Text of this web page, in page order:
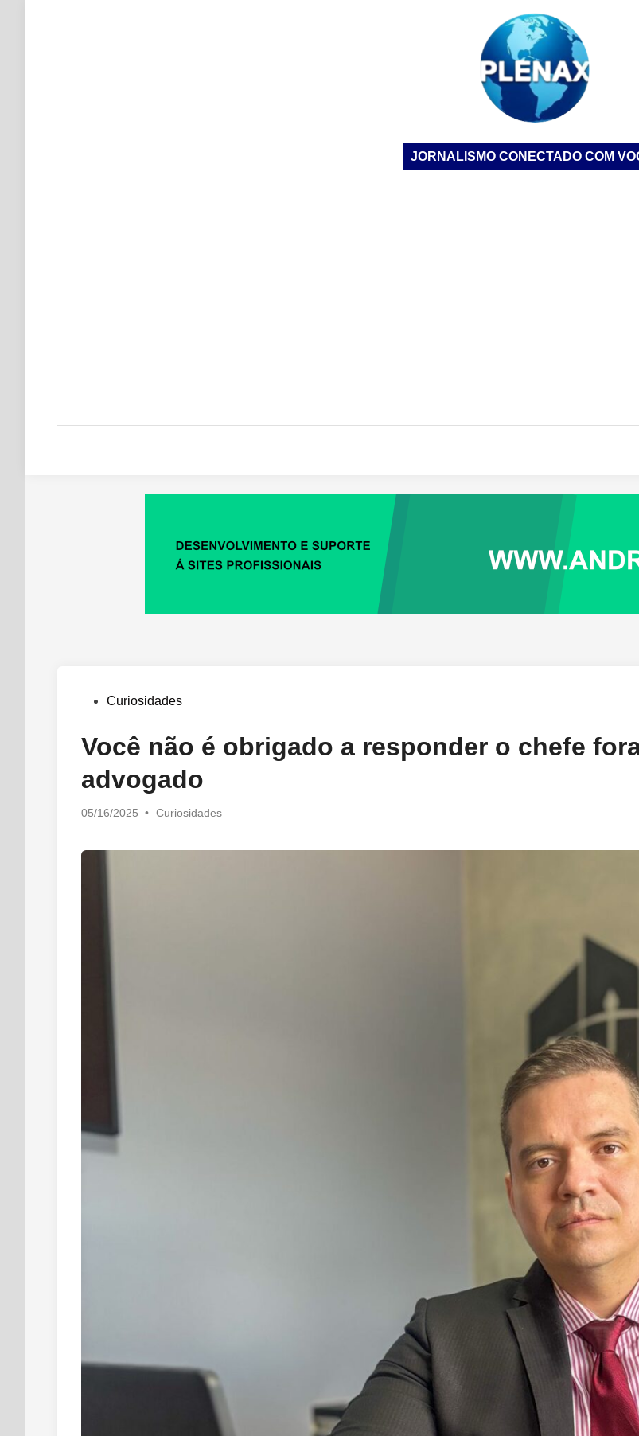
JORNALISMO CONECTADO COM
PostedCuriosidades
Você não é obrigado a responder o chefe
advogado
05/16/2025 • Posted
Curiosidades